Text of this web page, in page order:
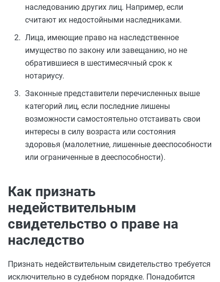
наследованию других лиц. Например, если
считают их недостойными наследниками.
Лица, имеющие право на наследственное
имущество по закону или завещанию, но не
обратившиеся в шестимесячный срок к
нотариусу.
Законные представители перечисленных выше
категорий лиц, если последние лишены
возможности самостоятельно отстаивать свои
интересы в силу возраста или состояния
здоровья (малолетние, лишенные дееспособности
или ограниченные в дееспособности).
Как признать
недействительным
свидетельство о праве на
наследство
Признать недействительным свидетельство требуется
исключительно в судебном порядке. Понадобится